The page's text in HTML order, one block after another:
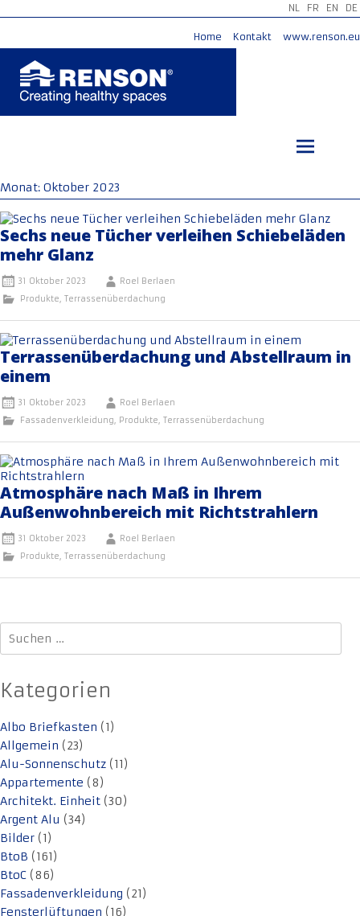
NL FR EN DE
Home Kontakt www.renson.eu
Monat: Oktober 2023
Sechs neue Tücher verleihen Schiebeläden
mehr Glanz
31 Oktober 2023
Roel Berlaen
Produkte, Terrassenüberdachung
Terrassenüberdachung und Abstellraum in
einem
31 Oktober 2023
Roel Berlaen
Fassadenverkleidung, Produkte, Terrassenüberdachung
Atmosphäre nach Maß in Ihrem
Außenwohnbereich mit Richtstrahlern
31 Oktober 2023
Roel Berlaen
Produkte, Terrassenüberdachung
Suchen
nach:
Kategorien
Albo Briefkasten (1)
Allgemein (23)
Alu-Sonnenschutz (11)
Appartemente (8)
Architekt. Einheit (30)
Argent Alu (34)
Bilder (1)
BtoB (161)
BtoC (86)
Fassadenverkleidung (21)
Fensterlüftungen (16)